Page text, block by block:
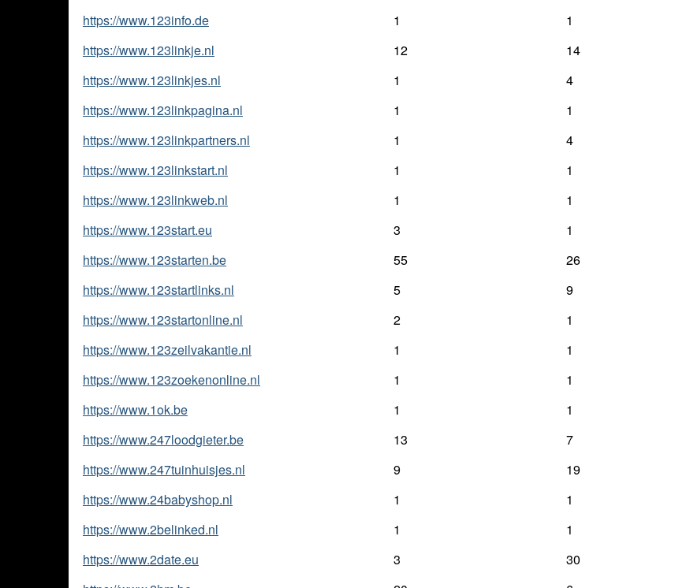
https://www.123info.de 1 1
https://www.123linkje.nl 12 14
https://www.123linkjes.nl 1 4
https://www.123linkpagina.nl 1 1
https://www.123linkpartners.nl 1 4
https://www.123linkstart.nl 1 1
https://www.123linkweb.nl 1 1
https://www.123start.eu 3 1
https://www.123starten.be 55 26
https://www.123startlinks.nl 5 9
https://www.123startonline.nl 2 1
https://www.123zeilvakantie.nl 1 1
https://www.123zoekenonline.nl 1 1
https://www.1ok.be 1 1
https://www.247loodgieter.be 13 7
https://www.247tuinhuisjes.nl 9 19
https://www.24babyshop.nl 1 1
https://www.2belinked.nl 1 1
https://www.2date.eu 3 30